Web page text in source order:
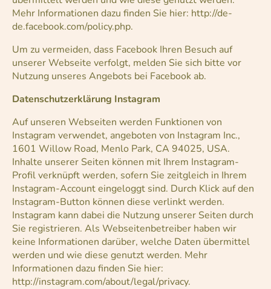
Mehr Informationen dazu finden Sie hier: http://de-
de.facebook.com/policy.php.
Um zu vermeiden, dass Facebook Ihren Besuch auf
unserer Webseite verfolgt, melden Sie sich bitte vor
Nutzung unseres Angebots bei Facebook ab.
Datenschutzerklärung Instagram
Auf unseren Webseiten werden Funktionen von
Instagram verwendet, angeboten von Instagram Inc.,
1601 Willow Road, Menlo Park, CA 94025, USA.
Inhalte unserer Seiten können mit Ihrem Instagram-
Profil verknüpft werden, sofern Sie zeitgleich in Ihrem
Instagram-Account eingeloggt sind. Durch Klick auf den
Instagram-Button können diese verlinkt werden.
Instagram kann dabei die Nutzung unserer Seiten durch
Sie registrieren. Als Webseitenbetreiber haben wir
keine Informationen darüber, welche Daten übermittel
werden und wie diese genutzt werden. Mehr
Informationen dazu finden Sie hier:
http://instagram.com/about/legal/privacy.